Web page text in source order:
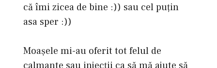
că îmi zicea de bine :)) sau cel puţin
asa sper :))
Moaşele mi-au oferit tot felul de